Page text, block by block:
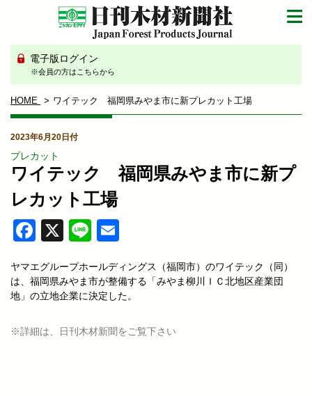
電子版ログイン
※会員の方はこちらから
HOME ワイテック 福岡県みやま市に新プレカット工場
2023年6月20日付
プレカット
ワイテック 福岡県みやま市に新プ
レカット工場
Facebook
X Line
ヤマエグループホールディングス（福岡市）のワイテック（同）
は、福岡県みやま市が整備する「みやま柳川ＩＣ北地区産業団
地」の立地企業に決定した。
※詳細は、日刊木材新聞をご覧下さい